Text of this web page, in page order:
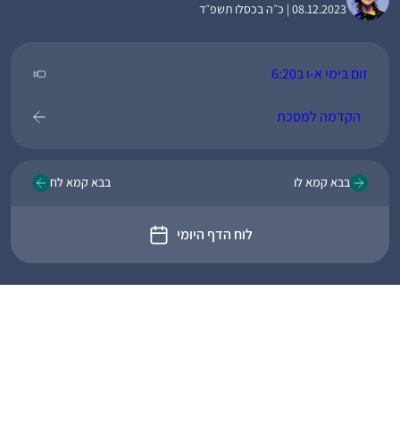
08.12.2023 | כ״ה בכסלו תשפ״ד
זום בימי א-ו ב6:20
הקדמה למסכת
בבא קמא לו
לוח הדף היומי
בבא קמא לח